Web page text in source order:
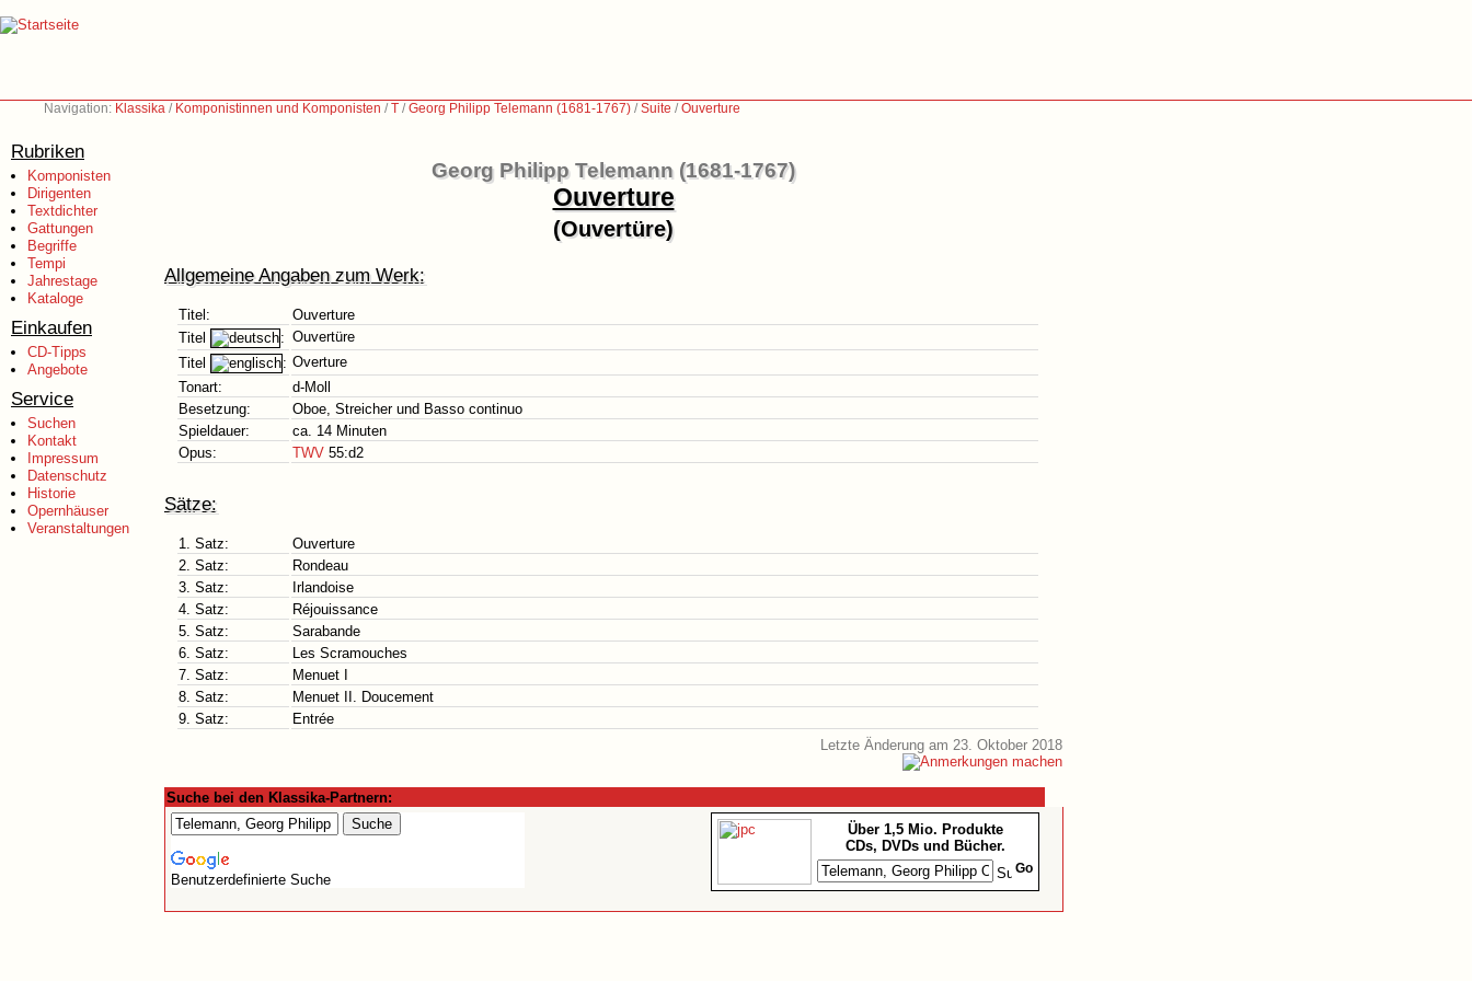
Navigation: Klassika / Komponistinnen und Komponisten /T /Georg Philipp Telemann (1681-1767) /Suite /Ouverture
Rubriken
Komponisten
Dirigenten
Textdichter
Gattungen
Begriffe
Tempi
Jahrestage
Kataloge
Einkaufen
CD-Tipps
Angebote
Service
Suchen
Kontakt
Impressum
Datenschutz
Historie
Opernhäuser
Veranstaltungen
Georg Philipp Telemann (1681-1767)
Ouverture
(Ouvertüre)
Allgemeine Angaben zum Werk:
Titel:
Ouverture
Titel
: Ouvertüre
Titel
: Overture
Tonart:
d-Moll
Besetzung:
Oboe, Streicher und Basso continuo
Spieldauer:
ca. 14 Minuten
Opus:
TWV 55:d2
Sätze:
1. Satz:
Ouverture
2. Satz:
Rondeau
3. Satz:
Irlandoise
4. Satz:
Réjouissance
5. Satz:
Sarabande
6. Satz:
Les Scramouches
7. Satz:
Menuet I
8. Satz:
Menuet II. Doucement
9. Satz:
Entrée
Letzte Änderung am 23. Oktober 2018
Suche bei den Klassika-Partnern:
Benutzerdefinierte Suche
Über 1,5 Mio. Produkte
CDs, DVDs und Bücher.
Go